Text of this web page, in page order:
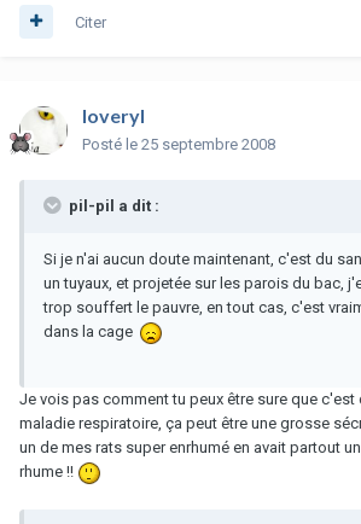
Citer
loveryl
Posté le 25 septembre 2008
pil-pil a dit :
Si je n'ai aucun doute maintenant, c'est du
un tuyaux, et projetée sur les parois du bac,
trop souffert le pauvre, en tout cas, c'est
dans la cage
Je vois pas comment tu peux être sure que c'est
maladie respiratoire, ça peut être une grosse
un de mes rats super enrhumé en avait partout
rhume !!